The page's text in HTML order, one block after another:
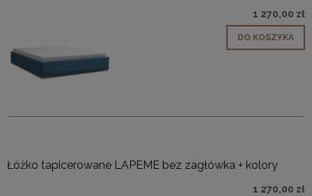
1 270,00 zł
DO KOSZYKA
Łóżko tapicerowane LAPEME bez zagłówka + kolory
1 270,00 zł